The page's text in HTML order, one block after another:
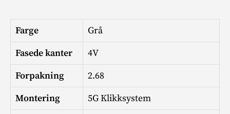
Farge
Grå
Fasede kanter
4V
Forpakning
2.68
Montering
5G Klikksystem